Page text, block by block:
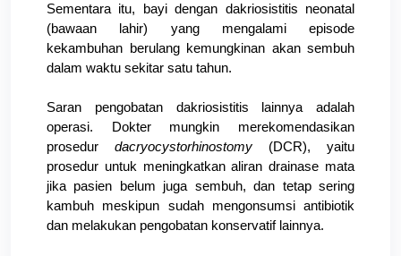
Sementara itu, bayi dengan dakriosistitis neonatal
(bawaan lahir) yang mengalami episode
kekambuhan berulang kemungkinan akan sembuh
dalam waktu sekitar satu tahun.
Saran pengobatan dakriosistitis lainnya adalah
operasi. Dokter mungkin merekomendasikan
prosedur dacryocystorhinostomy (DCR), yaitu
prosedur untuk meningkatkan aliran drainase mata
jika pasien belum juga sembuh, dan tetap sering
kambuh meskipun sudah mengonsumsi antibiotik
dan melakukan pengobatan konservatif lainnya.